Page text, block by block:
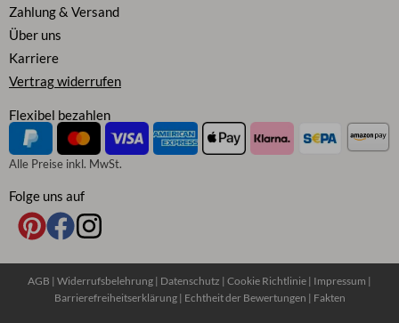
Zahlung & Versand
Über uns
Karriere
Vertrag widerrufen
Flexibel bezahlen
Alle Preise inkl. MwSt.
Folge uns auf
AGB | Widerrufsbelehrung | Datenschutz | Cookie Richtlinie | Impressum |
Barrierefreiheitserklärung| Echtheit der Bewertungen | Fakten